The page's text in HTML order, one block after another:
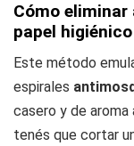
Cómo
papel higiénico
Este método
espirales
casero y de aroma
tenés que cortar